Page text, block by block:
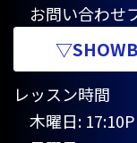
お問い合わせ
レッスン時間
木曜日: